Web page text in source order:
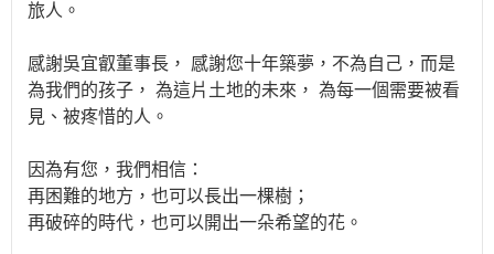
旅人。
感謝吳宜叡董事長， 感謝您十年築夢，不為自己，而是
為我們的孩子， 為這片土地的未來， 為每一個需要被看
見、被疼惜的人。
因為有您，我們相信：
再困難的地方，也可以長出一棵樹；
再破碎的時代，也可以開出一朵希望的花。